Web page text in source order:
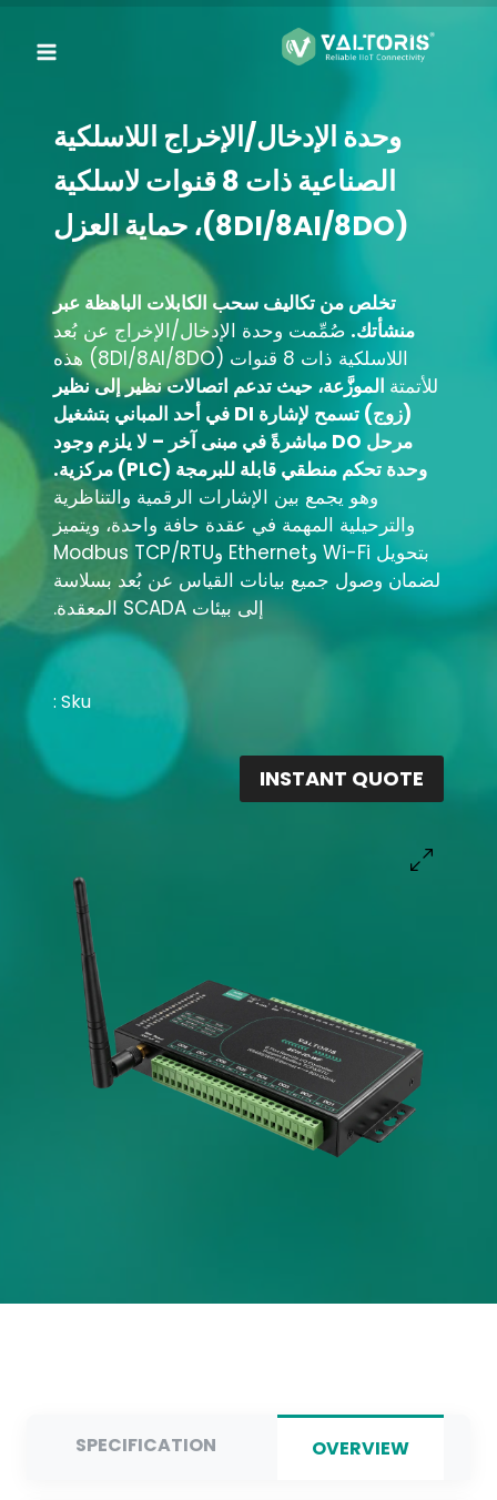
وحدة الإدخال/الإخراج اللاسلكية
الصناعية ذات 8 قنوات لاسلكية
(8DI/8AI/8DO)، حماية العزل
تخلص من تكاليف سحب الكابلات الباهظة عبر
منشأتك. صُمِّمت وحدة الإدخال/الإخراج عن بُعد
اللاسلكية ذات 8 قنوات (8DI/8AI/8DO) هذه
للأتمتة الموزَّعة، حيث تدعم اتصالات نظير إلى نظير
(زوج) تسمح لإشارة DI في أحد المباني بتشغيل
مرحل DO مباشرةً في مبنى آخر – لا يلزم وجود
وحدة تحكم منطقي قابلة للبرمجة (PLC) مركزية.
وهو يجمع بين الإشارات الرقمية والتناظرية
والترحيلية المهمة في عقدة حافة واحدة، ويتميز
بتحويل Wi-Fi وEthernet وModbus TCP/RTU
لضمان وصول جميع بيانات القياس عن بُعد بسلاسة
إلى بيئات SCADA المعقدة
.
Sku :
INSTANT QUOTE
OVERVIEW
SPECIFICATION